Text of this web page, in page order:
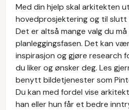
Med din hjelp skal arkitekten
hovedprosjektering og til
Det er altså mange valg du
planleggingsfasen. Det kan
inspirasjon og gjøre research
du liker og ønsker deg. Les
benytt bildetjenester som
Du kan med fordel vise
han eller hun får et bedre